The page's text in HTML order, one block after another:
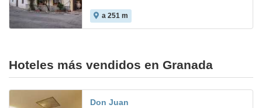
a 251 m
Hoteles más vendidos en Granada
Don Juan